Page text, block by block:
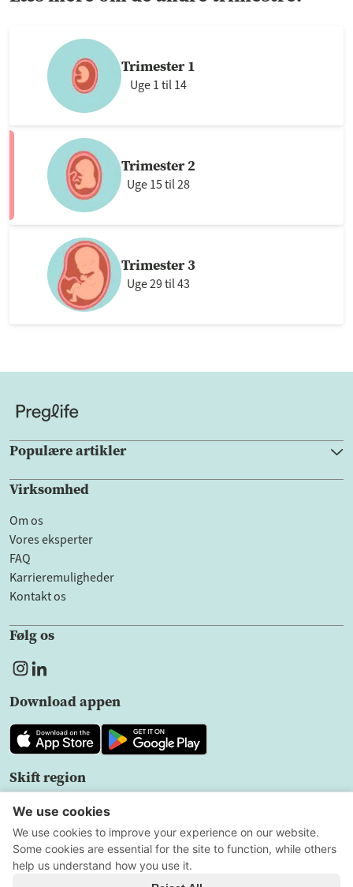
Trimester 1
Uge 1 til 14
Trimester 2
Uge 15 til 28
Trimester 3
Uge 29 til 43
Populære artikler
Virksomhed
Om os
Vores eksperter
FAQ
Karrieremuligheder
Kontakt os
Følg os
Download appen
Skift region
DK